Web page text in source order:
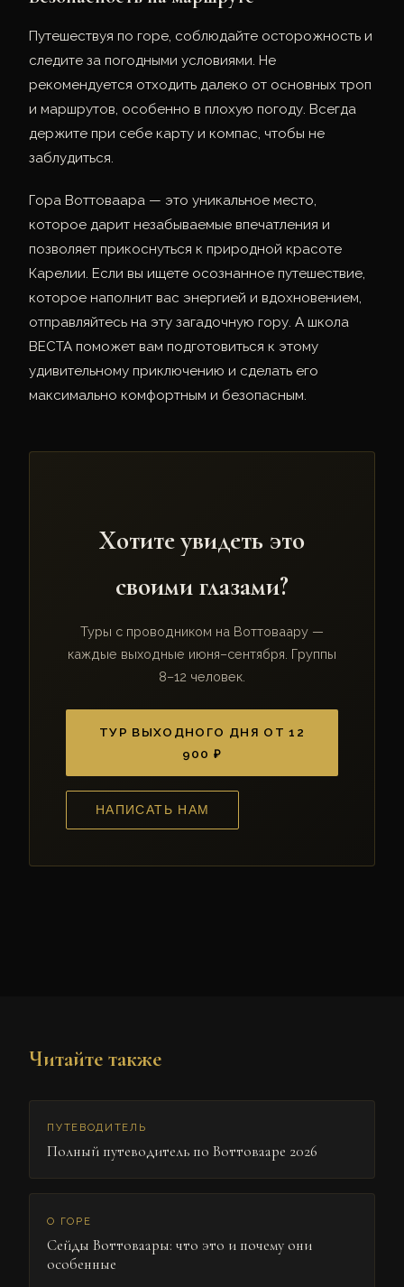
Путешествуя по горе, соблюдайте осторожность и
следите за погодными условиями. Не
рекомендуется отходить далеко от основных троп
и маршрутов, особенно в плохую погоду. Всегда
держите при себе карту и компас, чтобы не
заблудиться.
Гора Воттоваара — это уникальное место,
которое дарит незабываемые впечатления и
позволяет прикоснуться к природной красоте
Карелии. Если вы ищете осознанное путешествие,
которое наполнит вас энергией и вдохновением,
отправляйтесь на эту загадочную гору. А школа
ВЕСТА поможет вам подготовиться к этому
удивительному приключению и сделать его
максимально комфортным и безопасным.
Хотите увидеть это
своими глазами?
Туры с проводником на Воттоваару —
каждые выходные июня–сентября. Группы
8–12 человек.
ТУР ВЫХОДНОГО ДНЯ ОТ 12
900 ₽
НАПИСАТЬ НАМ
Читайте также
ПУТЕВОДИТЕЛЬ
Полный путеводитель по Воттовааре 2026
О ГОРЕ
Сейды Воттоваары: что это и почему они
особенные